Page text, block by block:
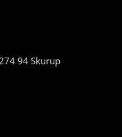
94 Skurup